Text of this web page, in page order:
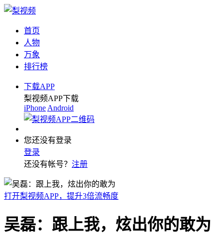
首页
人物
万象
排行榜
下载APP
梨视频APP下载
iPhone Android
您还没有登录
登录
还没有帐号？ 注册
打开梨视频APP，提升3倍流畅度
吴磊：跟上我，炫出你的敢为